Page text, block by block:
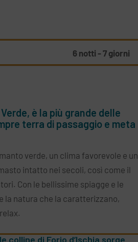
6 notti - 7 giorni
è la più grande delle
terra di passaggio e meta
verde, un clima favorevole e un
intatto nei secoli, così come il
Con le bellissime spiagge e le
la natura che la caratterizzano,
colline di Forio d’Ischia sorge